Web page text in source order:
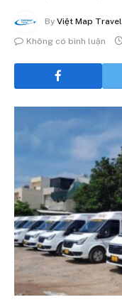
By Việt Map Travel
Không có bình luận